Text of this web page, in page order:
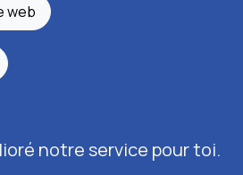
web
notre service pour toi.